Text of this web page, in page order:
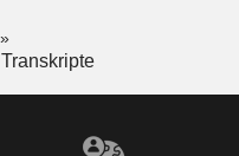
Transkripte